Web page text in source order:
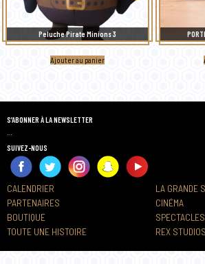
Peluche Pirate Minions 3
Ajouter au panier
S’ABONNER À LA NEWSLETTER
SUIVEZ-NOUS
CALENDRIER
LA GRANDE
PARTENAIRES
CINÉMA
BOUTIQUE
TOUTE UNE HISTOIRE
REX STUDIOS